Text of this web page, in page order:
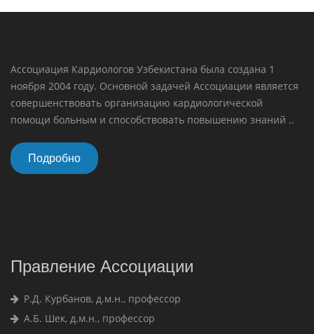
Ассоциация Кардиологов Узбекистана была создана 1
ноября 2004 году. Основной задачей Ассоциации является
совершенствовать организацию кардиологической
помощи больным и способствовать повышению знаний ..
Подробно
Правление Ассоциации
Р.Д. Курбанов, д.м.н., профессор
А.Б. Шек, д.м.н., профессор